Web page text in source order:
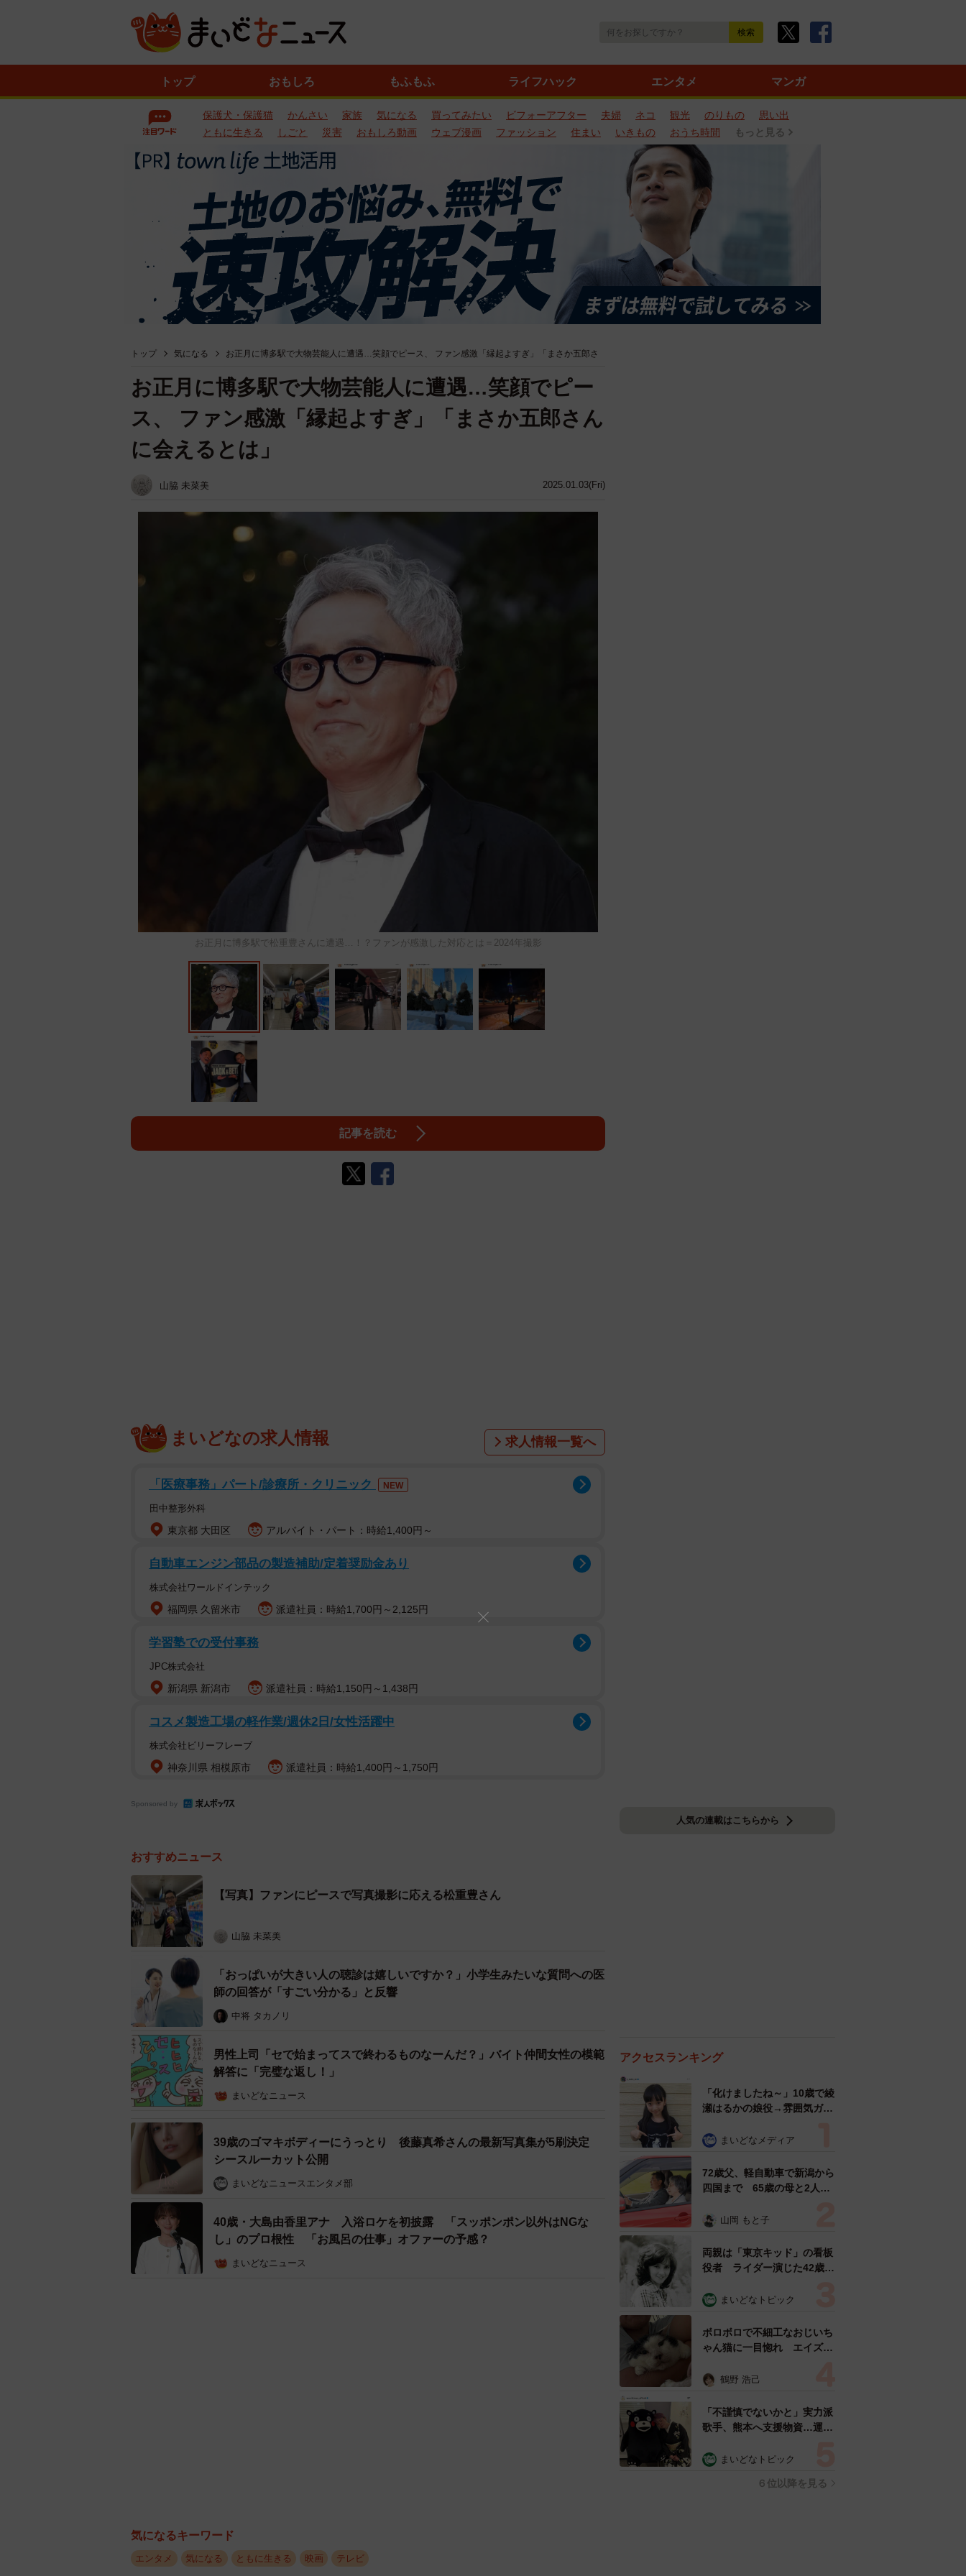
トップ おもしろ もふもふ ライフハック エンタメ マンガ
保護犬・保護猫 かんさい 家族 気になる 買ってみたい ビフォーアフター 夫婦 ネコ 観光 のりもの
思い出
ともに生きる
しごと 災害 おもしろ動画 ウェブ漫画 ファッション 住まい いきもの おうち時間 もっと見る
トップ 気になる お正月に博多駅で大物芸能人に遭遇…笑顔でピース、 ファン感激「縁起よすぎ」「まさか五郎さ
2025.01.03(Fri)
お正月に博多駅で大物芸能人に遭遇…笑顔でピー
ス、 ファン感激「縁起よすぎ」「まさか五郎さん
に会えるとは」
山脇 未菜美
お正月に博多駅で松重豊さんに遭遇…！？ファンが感激した対応とは＝2024年撮影
記事を読む
まいどなの求人情報 求人情報一覧へ
「医療事務」パート/診療所・クリニック NEW
田中整形外科
東京都 大田区 アルバイト・パート：時給1,400円～
自動車エンジン部品の製造補助/定着奨励金あり
株式会社ワールドインテック
福岡県 久留米市 派遣社員：時給1,700円～2,125円
学習塾での受付事務
JPC株式会社
新潟県 新潟市 派遣社員：時給1,150円～1,438円
コスメ製造工場の軽作業/週休2日/女性活躍中
株式会社ビリーフレーブ
神奈川県 相模原市 派遣社員：時給1,400円～1,750円
Sponsored by
おすすめニュース
【写真】ファンにピースで写真撮影に応える松重豊さん
山脇 未菜美
「おっぱいが大きい人の聴診は嬉しいですか？」小学生みたいな質問への医
師の回答が「すごい分かる」と反響
中将 タカノリ
男性上司「セで始まってスで終わるものなーんだ？」バイト仲間女性の模範
解答に「完璧な返し！」
まいどなニュース
39歳のゴマキボディーにうっとり 後藤真希さんの最新写真集が5刷決定
シースルーカット公開
まいどなニュースエンタメ部
40歳・大島由香里アナ 入浴ロケを初披露 「スッポンポン以外はNGな
し」のプロ根性 「お風呂の仕事」オファーの予感？
まいどなニュース
気になるキーワード
エンタメ 気になる ともに生きる 映画 テレビ
人気の連載はこちらから
アクセスランキング
「化けましたね～」10歳で綾
瀬はるかの娘役→雰囲気ガラ
雰囲気が」「宝塚に入れそ
まいどなメディア
72歳父、軽自動車で新潟から
四国まで 65歳の母と2人で
憩まで分刻み… 「大学生で
山岡 もと子
両親は「東京キッド」の看板
役者 ライダー演じた42歳元
ングフォト」計画を明言
む」
まいどなトピック
ボロボロで不細工なおじいち
ゃん猫に一目惚れ エイズだ
暮らすと「おじ猫」だって可
鶴野 浩己
「不謹慎でないかと」実力派
歌手、熊本へ支援物資…運搬
めらい 「痛いほど伝わる」
まいどなトピック
６位以降を見る